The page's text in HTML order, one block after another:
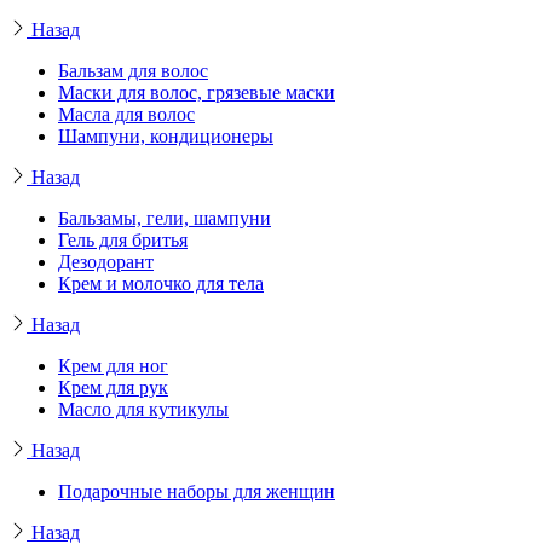
Назад
Бальзам для волос
Маски для волос, грязевые маски
Масла для волос
Шампуни, кондиционеры
Назад
Бальзамы, гели, шампуни
Гель для бритья
Дезодорант
Крем и молочко для тела
Назад
Крем для ног
Крем для рук
Масло для кутикулы
Назад
Подарочные наборы для женщин
Назад